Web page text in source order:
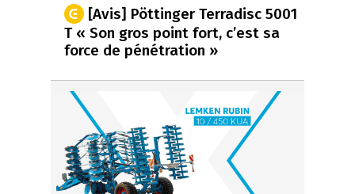
[Avis] Pöttinger Terradisc 5001
T « Son gros point fort, c’est sa
force de pénétration »